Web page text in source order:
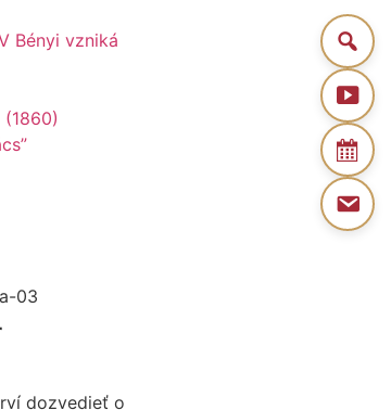
Bényi vzniká
dozvedieť o